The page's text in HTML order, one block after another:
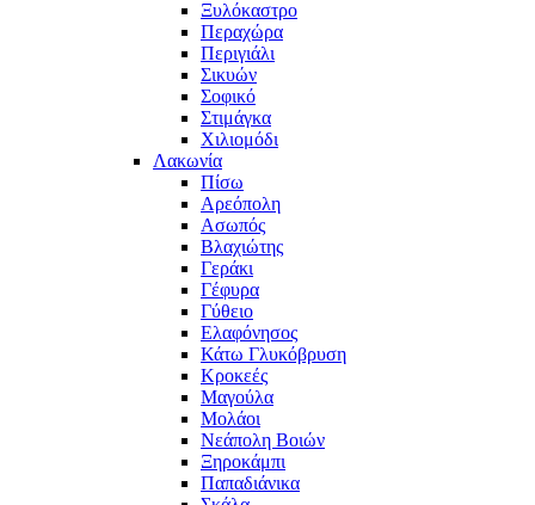
Ξυλόκαστρο
Περαχώρα
Περιγιάλι
Σικυών
Σοφικό
Στιμάγκα
Χιλιομόδι
Λακωνία
Πίσω
Αρεόπολη
Ασωπός
Βλαχιώτης
Γεράκι
Γέφυρα
Γύθειο
Ελαφόνησος
Κάτω Γλυκόβρυση
Κροκεές
Μαγούλα
Μολάοι
Νεάπολη Βοιών
Ξηροκάμπι
Παπαδιάνικα